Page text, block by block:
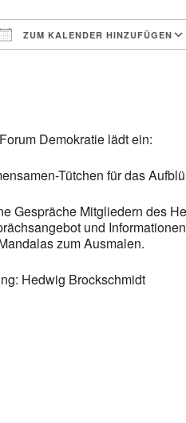
ZUM KALENDER HINZUFÜGEN
Demokratie lädt ein:
Tütchen für das
Gespräche Mitgliedern des
und
zum Ausmalen.
Hedwig Brockschmidt